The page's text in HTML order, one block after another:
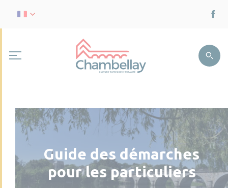
Guide des démarches
pour les particuliers